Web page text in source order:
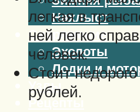
Нахлыст
Снаряжение
Эхолоты
Лодки и
Узлы
Рецепты
легкая в
ней легко
человек.
Стоит
рублей.